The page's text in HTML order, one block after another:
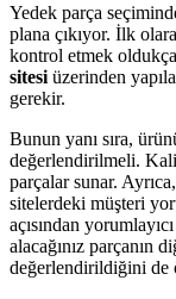
Yedek parça
plana çıkıyor. İlk
kontrol etmek
sitesi üzerinden
gerekir.
Bunun yanı sıra,
değerlendirilmeli.
parçalar sunar. Ayrıca,
sitelerdeki müşteri
açısından
alacağınız parçanın
değerlendirildiğini de